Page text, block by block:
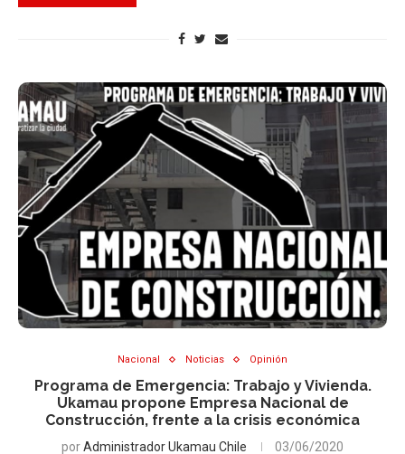
Nacional Noticias Opinión
Programa de Emergencia: Trabajo y Vivienda.
Ukamau propone Empresa Nacional de
Construcción, frente a la crisis económica
porAdministrador Ukamau Chile 03/06/2020